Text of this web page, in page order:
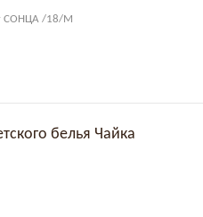
г СОНЦА /18/М
белья Чайка